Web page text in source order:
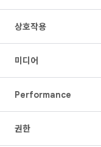
상호작용
미디어
Performance
권한